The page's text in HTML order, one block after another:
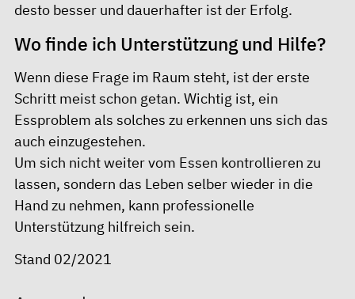
desto besser und dauerhafter ist der Erfolg.
Wo finde ich Unterstützung und Hilfe?
Wenn diese Frage im Raum steht, ist der erste
Schritt meist schon getan. Wichtig ist, ein
Essproblem als solches zu erkennen uns sich das
auch einzugestehen.
Um sich nicht weiter vom Essen kontrollieren zu
lassen, sondern das Leben selber wieder in die
Hand zu nehmen, kann professionelle
Unterstützung hilfreich sein.
Stand 02/2021